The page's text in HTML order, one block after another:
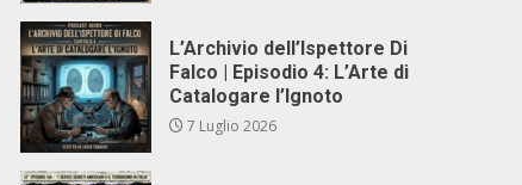
L’Archivio dell’Ispettore Di
Falco | Episodio 4: L’Arte di
Catalogare l’Ignoto
7 Luglio 2026